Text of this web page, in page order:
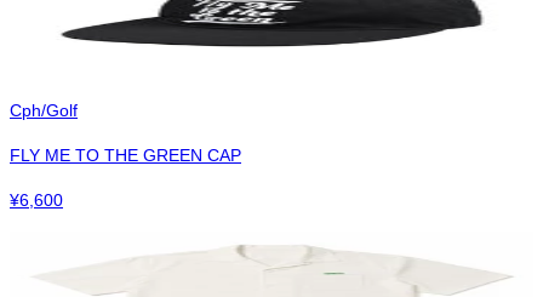
Cph/Golf
FLY ME TO THE GREEN CAP
¥6,600